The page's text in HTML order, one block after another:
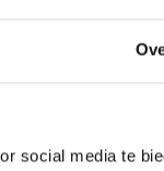
social media te